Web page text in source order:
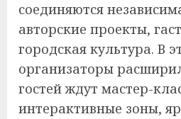
соединяются
авторские проекты,
городская культура. В
организаторы
гостей ждут мастер-
интерактивные зоны,